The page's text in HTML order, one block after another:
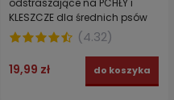
KLESZCZE dla średnich psów
(10-20 kg)
(4.32)
19,99 zł do koszyka